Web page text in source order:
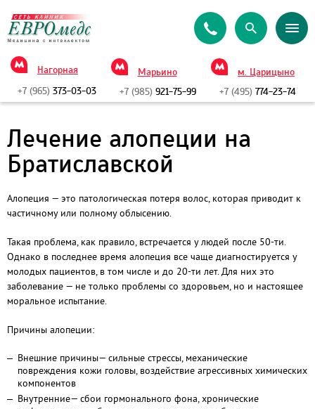
Нагорная
+7 (965) 373-03-03
Марьино
+7 (985)921-75-99
м. Царицыно
+7 (495) 774-23-74
Лечение алопеции на
Братиславской
Алопеция — это патологическая потеря волос, которая приводит к
частичному или полному облысению.
Такая проблема, как правило, встречается у людей после 50-ти.
Однако в последнее время алопеция все чаще диагностируется у
молодых пациентов, в том числе и до 20-ти лет. Для них это
заболевание — не только проблемы со здоровьем, но и настоящее
моральное испытание.
Причины алопеции:
Внешние причины— сильные стрессы, механические
повреждения кожи головы, воздействие агрессивных химических
компонентов
Внутренние— сбои гормонального фона, хронические